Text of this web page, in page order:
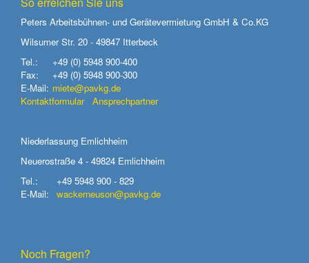
Peters Arbeitsbühnen- und Gerätevermietung GmbH & Co.KG
Wilsumer Str. 20 - 49847 Itterbeck
Tel.:
+49 (0) 5948 900-400
Fax:
+49 (0) 5948 900-300
E-Mail: miete@pavkg.de
Kontaktformular
Ansprechpartner
Niederlassung Emlichheim
Neuerostraße 4 - 49824 Emlichheim
Tel.:
+49 5948 900 - 829
E-Mail:
wackerneuson@pavkg.de
Noch Fragen?